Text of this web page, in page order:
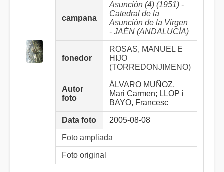
campana
Asunción (4) (1951) -
Catedral de la
Asunción de la Virgen
- JAÉN (ANDALUCÍA)
fonedor
ROSAS, MANUEL E
HIJO
(TORREDONJIMENO)
Autor
foto
ÁLVARO MUÑOZ,
Mari Carmen; LLOP i
BAYO, Francesc
Data foto 2005-08-08
Foto ampliada
Foto original